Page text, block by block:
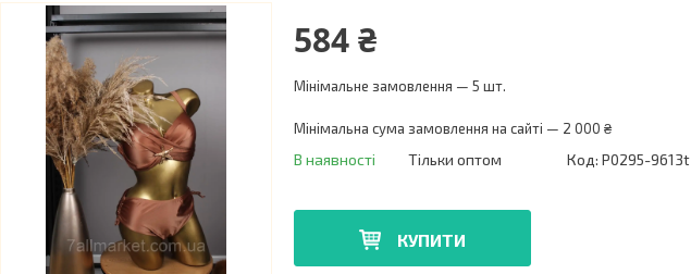
584 ₴
Мінімальне замовлення — 5 шт.
Мінімальна сума замовлення на сайті — 2 000 ₴
В наявності Тільки оптом Код: P0295-9613t
КУПИТИ